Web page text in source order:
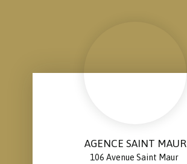
AGENCE SAINT MAUR
106 Avenue Saint Maur